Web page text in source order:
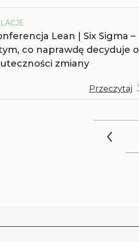
Lean | Six Sigma –
co naprawdę decyduje o
zmiany
Przeczytaj